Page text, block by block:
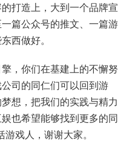
打造上，大到一个品牌宣
篇公众号的推文、一篇游
西做好。
，你们在基建上的不懈努
司的同仁们可以回到游
想，把我们的实践与精力
也希望能够找到更多的同
戏人，谢谢大家。